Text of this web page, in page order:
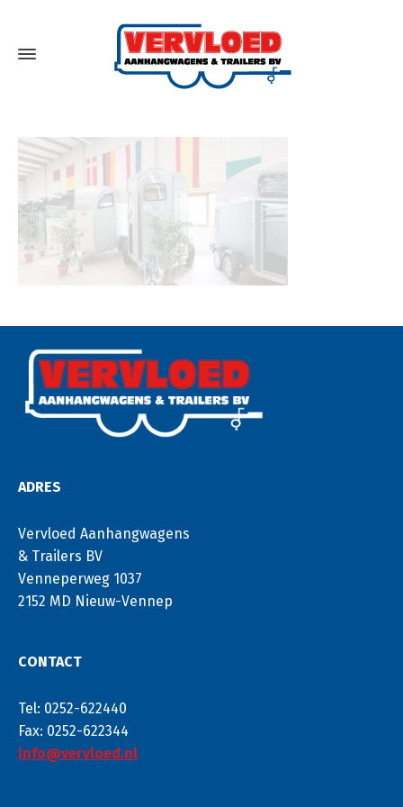
ADRES
Vervloed Aanhangwagens
& Trailers BV
Venneperweg 1037
2152 MD Nieuw-Vennep
CONTACT
Tel: 0252-622440
Fax: 0252-622344
info@vervloed.nl